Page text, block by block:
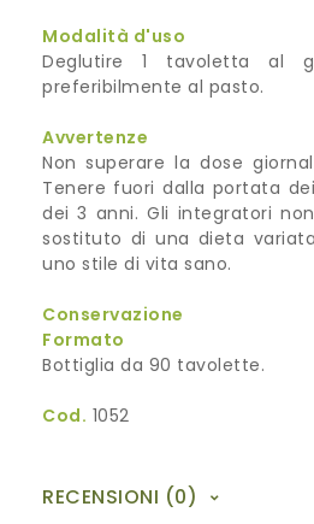
Modalità d'uso
Deglutire 1 tavoletta al
preferibilmente al pasto.
Avvertenze
Non superare la dose
Tenere fuori dalla portata
dei 3 anni. Gli integratori
sostituto di una dieta
uno stile di vita sano.
Conservazione
Formato
Bottiglia da 90 tavolette.
Cod. 1052
RECENSIONI (0)